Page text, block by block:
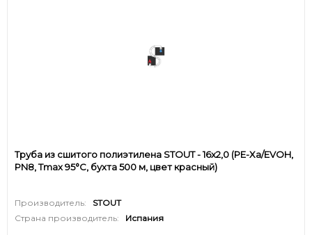
Труба из сшитого полиэтилена STOUT - 16x2,0 (PE-Xa/EVOH,
PN8, Tmax 95°C, бухта 500 м, цвет красный)
Производитель:
STOUT
Страна производитель:
Испания